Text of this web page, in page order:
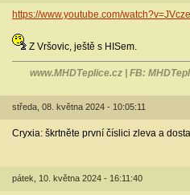
https://www.youtube.com/
Z Vršovic, ještě s HISem.
www.MHDTeplice.cz | FB:
středa, 08. května 2024 - 10:05:11
Cryxia: škrtněte první číslici zleva a
pátek, 10. května 2024 - 16:11:40